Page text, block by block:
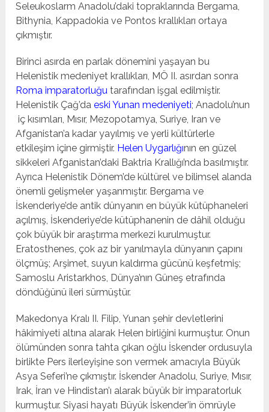
Seleukoslarm Anadolu’daki topraklarında Bergama,
Bithynia, Kappadokia ve Pontos krallıkları ortaya
çıkmıştır.
Birinci asırda en parlak dönemini yaşayan bu
Helenistik medeniyet krallıkları, MÖ II. asırdan sonra
Roma imparatorluğu tarafından işgal edilmiştir.
Helenistik Çağ’daeski Yunan medeniyeti; Anadolu’nun
iç kısımları, Mısır, Mezopotamya, Suriye, Iran ve
Afganistan’a kadar yayılmış ve yerli kültürlerle
etkileşim içine girmiştir. Helen Uygarlığının en güzel
sikkeleri Afganistan’daki Baktria Krallığı’nda basılmıştır.
Ayrıca Helenistik Dönem’de kültürel ve bilimsel alanda
önemli gelişmeler yaşanmıştır. Bergama ve
İskenderiye’de antik dünyanın en büyük kütüphaneleri
açılmış, İskenderiye’de kütüphanenin de dâhil olduğu
çok büyük bir araştırma merkezi kurulmuştur.
Eratosthenes, çok az bir yanılmayla dünyanın çapını
ölçmüş; Arşimet, suyun kaldırma gücünü keşfetmiş;
Samoslu Aristarkhos, Dünya’nın Güneş etrafında
döndüğünü ileri sürmüştür.
Makedonya Kralı II. Filip, Yunan şehir devletlerini
hâkimiyeti altına alarak Helen birliğini kurmuştur. Onun
ölümünden sonra tahta çıkan oğlu İskender ordusuyla
birlikte Pers ilerleyişine son vermek amacıyla Büyük
Asya Seferi’ne çıkmıştır. İskender Anadolu, Suriye, Mısır,
Irak, İran ve Hindistan’ı alarak büyük bir imparatorluk
kurmuştur. Siyasi hayatı Büyük İskender’in ömrüyle